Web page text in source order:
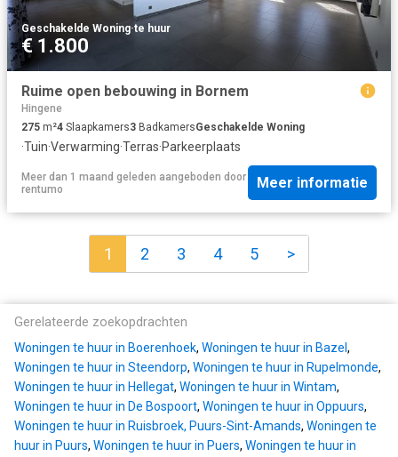
Geschakelde Woning·te huur
€ 1.800
Ruime open bebouwing in Bornem
Hingene
275 m²4 Slaapkamers3 BadkamersGeschakelde Woning
·Tuin·Verwarming·Terras·Parkeerplaats
Meer dan 1 maand geleden aangeboden door
rentumo
Meer informatie
1 2 3 4 5 >
Gerelateerde zoekopdrachten
Woningen te huur in Boerenhoek, Woningen te huur in Bazel ,
Woningen te huur in Steendorp, Woningen te huur in Rupelmonde,
Woningen te huur in Hellegat, Woningen te huur in Wintam,
Woningen te huur in De Bospoort, Woningen te huur in Oppuurs,
Woningen te huur in Ruisbroek, Puurs-Sint-Amands, Woningen te
huur in Puurs, Woningen te huur in Puers, Woningen te huur in